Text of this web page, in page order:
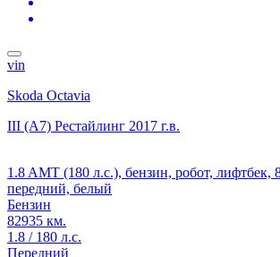
vin
Skoda Octavia
III (A7) Рестайлинг 2017 г.в.
1.8 AMT (180 л.с.), бензин, робот, лифтбек,
передний, белый
Бензин
82935 км.
1.8 / 180 л.с.
Передний